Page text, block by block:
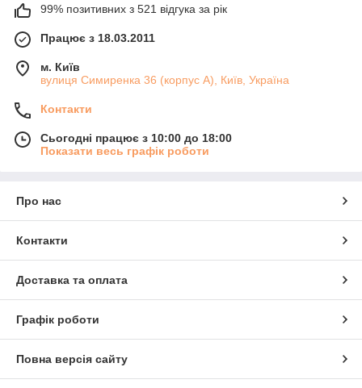
99% позитивних з 521 відгука за рік
Працює з 18.03.2011
м. Київ
вулиця Симиренка 36 (корпус А), Київ, Україна
Контакти
Сьогодні працює з 10:00 до 18:00
Показати весь графік роботи
Про нас
Контакти
Доставка та оплата
Графік роботи
Повна версія сайту